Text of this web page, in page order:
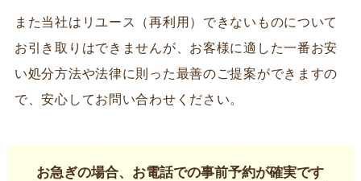
また当社はリユース（再利用）できないものについて
お引き取りはできませんが、お客様に適した一番お安
い処分方法や法律に則った最善のご提案ができますの
で、安心してお問い合わせください。
お急ぎの場合、お電話での事前予約が確実です